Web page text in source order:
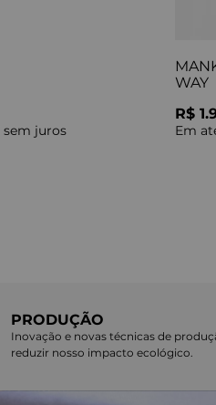
sem juros
WAY
R$
Em
PRODUÇÃO
Inovação e novas técnicas de
reduzir nosso impacto ecológico.